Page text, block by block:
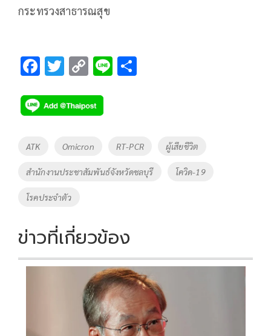
กระทรวงสาธารณสุข
F
e
b
o
o
k
T
tt
er
C
p
y
Li
n
k
Li
Tags
ATK Omicron RT-PCR ผู้เสียชีวิต
สำนักงานประชาสัมพันธ์จังหวัดชลบุรี โควิด-19
โรคประจำตัว
ข่าวที่เกี่ยวข้อง